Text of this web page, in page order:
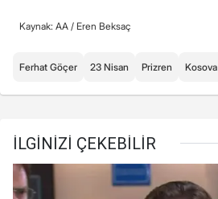
Kaynak: AA / Eren Beksaç
Ferhat Göçer 23 Nisan Prizren Kosova